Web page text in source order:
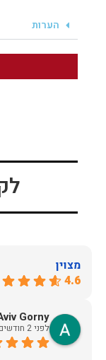
הערות
מצוין
4.6
Gorny
לפני 2 חודשים